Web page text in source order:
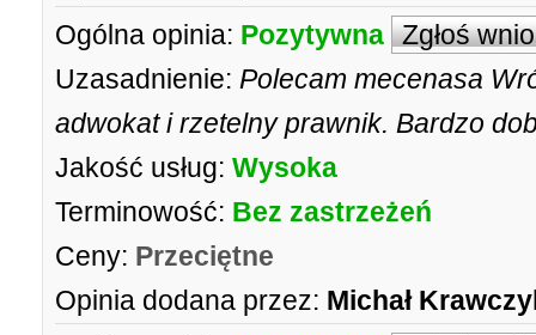
Ogólna opinia: Pozytywna Zgłoś
Uzasadnienie: Polecam mecenasa
adwokat i rzetelny prawnik. Bardzo
Jakość usług: Wysoka
Terminowość: Bez zastrzeżeń
Ceny: Przeciętne
Opinia dodana przez: Michał